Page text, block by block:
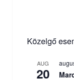
Közelgő
AUG
20